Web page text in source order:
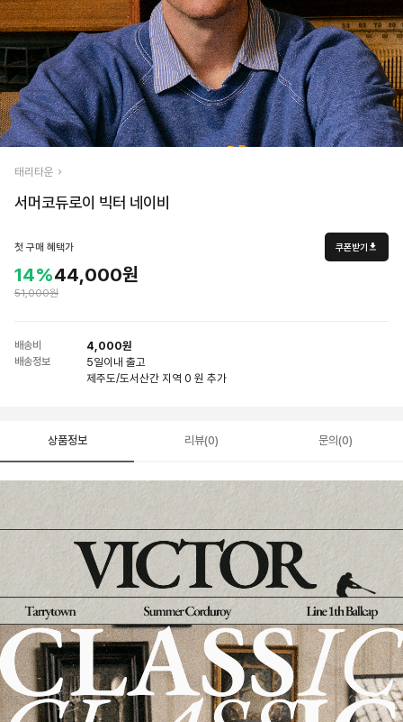
태리타운
서머코듀로이 빅터 네이비
첫 구매 혜택가 쿠폰받기
14%44,000원
51,000원
배송비 4,000원
배송정보 5일이내 출고
제주도/도서산간 지역 0 원 추가
상품정보 리뷰(0) 문의(0)